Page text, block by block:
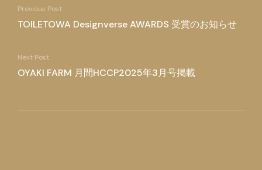
Previous Post
TOILETOWA Designverse AWARDS 受賞のお知らせ
Next Post
OYAKI FARM 月間HCCP2025年3月号掲載